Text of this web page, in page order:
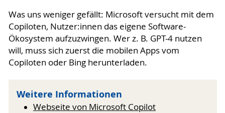
Was uns weniger gefällt: Microsoft versucht mit dem
Copiloten, Nutzer:innen das eigene Software-
Ökosystem aufzuzwingen. Wer z. B. GPT-4 nutzen
will, muss sich zuerst die mobilen Apps vom
Copiloten oder Bing herunterladen.
Weitere Informationen
Webseite von Microsoft Copilot